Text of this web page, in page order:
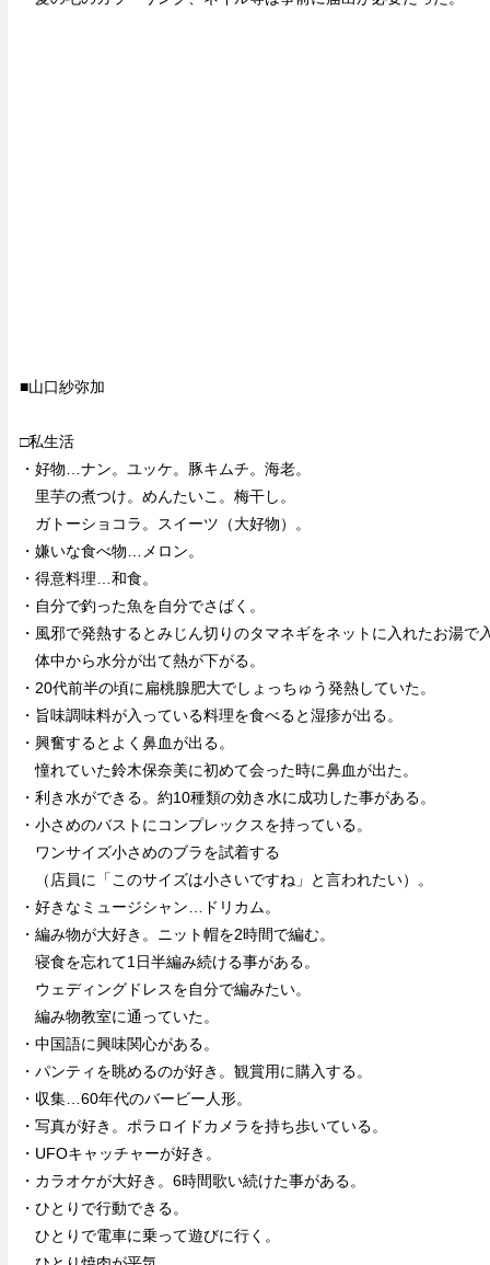
■山口紗弥加
□私生活
・好物…ナン。ユッケ。豚キムチ。海老。
里芋の煮つけ。めんたいこ。梅干し。
ガトーショコラ。スイーツ（大好物）。
・嫌いな食べ物…メロン。
・得意料理…和食。
・自分で釣った魚を自分でさばく。
・風邪で発熱するとみじん切りのタマネギをネットに入れたお湯で
体中から水分が出て熱が下がる。
・20代前半の頃に扁桃腺肥大でしょっちゅう発熱していた。
・旨味調味料が入っている料理を食べると湿疹が出る。
・興奮するとよく鼻血が出る。
憧れていた鈴木保奈美に初めて会った時に鼻血が出た。
・利き水ができる。約10種類の効き水に成功した事がある。
・小さめのバストにコンプレックスを持っている。
ワンサイズ小さめのブラを試着する
（店員に「このサイズは小さいですね」と言われたい）。
・好きなミュージシャン…ドリカム。
・編み物が大好き。ニット帽を2時間で編む。
寝食を忘れて1日半編み続ける事がある。
ウェディングドレスを自分で編みたい。
編み物教室に通っていた。
・中国語に興味関心がある。
・パンティを眺めるのが好き。観賞用に購入する。
・収集…60年代のバービー人形。
・写真が好き。ポラロイドカメラを持ち歩いている。
・UFOキャッチャーが好き。
・カラオケが大好き。6時間歌い続けた事がある。
・ひとりで行動できる。
ひとりで電車に乗って遊びに行く。